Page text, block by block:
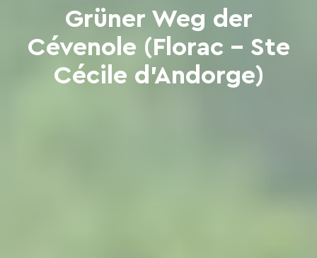
Grüner Weg der
Cévenole (Florac - Ste
Cécile d'Andorge)